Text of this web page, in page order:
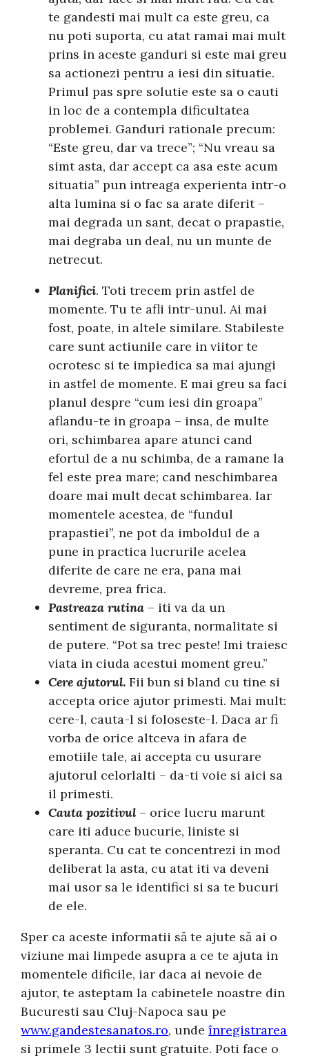
te gandesti mai mult ca este greu, ca
nu poti suporta, cu atat ramai mai mult
prins in aceste ganduri si este mai greu
sa actionezi pentru a iesi din situatie.
Primul pas spre solutie este sa o cauti
in loc de a contempla dificultatea
problemei. Ganduri rationale precum:
“Este greu, dar va trece”; “Nu vreau sa
simt asta, dar accept ca asa este acum
situatia” pun intreaga experienta intr-o
alta lumina si o fac sa arate diferit –
mai degrada un sant, decat o prapastie,
mai degraba un deal, nu un munte de
netrecut.
Planifici. Toti trecem prin astfel de
momente. Tu te afli intr-unul. Ai mai
fost, poate, in altele similare. Stabileste
care sunt actiunile care in viitor te
ocrotesc si te impiedica sa mai ajungi
in astfel de momente. E mai greu sa faci
planul despre “cum iesi din groapa”
aflandu-te in groapa – insa, de multe
ori, schimbarea apare atunci cand
efortul de a nu schimba, de a ramane la
fel este prea mare; cand neschimbarea
doare mai mult decat schimbarea. Iar
momentele acestea, de “fundul
prapastiei”, ne pot da imboldul de a
pune in practica lucrurile acelea
diferite de care ne era, pana mai
devreme, prea frica.
Pastreaza rutina – iti va da un
sentiment de siguranta, normalitate si
de putere. “Pot sa trec peste! Imi traiesc
viata in ciuda acestui moment greu.”
Cere ajutorul. Fii bun si bland cu tine si
accepta orice ajutor primesti. Mai mult:
cere-l, cauta-l si foloseste-l. Daca ar fi
vorba de orice altceva in afara de
emotiile tale, ai accepta cu usurare
ajutorul celorlalti – da-ti voie si aici sa
il primesti.
Cauta pozitivul– orice lucru marunt
care iti aduce bucurie, liniste si
speranta. Cu cat te concentrezi in mod
deliberat la asta, cu atat iti va deveni
mai usor sa le identifici si sa te bucuri
de ele.
Sper ca aceste informatii să te ajute să ai o
viziune mai limpede asupra a ce te ajuta in
momentele dificile, iar daca ai nevoie de
ajutor, te asteptam la cabinetele noastre din
Bucuresti sau Cluj-Napoca sau pe
www.gandestesanatos.ro, undeînregistrarea
si primele 3 lectii sunt gratuite. Poti face o